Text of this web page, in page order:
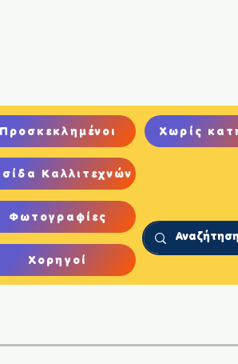
Προσκεκλημένοι Χωρίς
Καλλιτεχνών
Φωτογραφίες
Χορηγοί